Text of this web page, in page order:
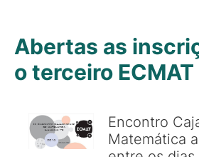
Abertas as
o terceiro ECMAT
Encontro
Matemática